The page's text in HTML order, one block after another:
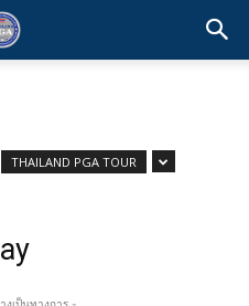
THAILAND PGA TOUR